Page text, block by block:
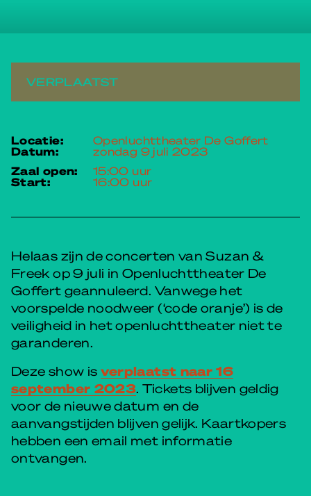
VERPLAATST
locatie: Openluchttheater De Goffert
datum:
zondag 9 juli 2023
zaal open:
15:00 uur
start: 16:00 uur
Helaas zijn de concerten van Suzan &
Freek op 9 juli in Openluchttheater De
Goffert geannuleerd. Vanwege het
voorspelde noodweer (‘code oranje’) is de
veiligheid in het openluchttheater niet te
garanderen.
Deze show is verplaatst naar 16
september 2023. Tickets blijven geldig
voor de nieuwe datum en de
aanvangstijden blijven gelijk. Kaartkopers
hebben een email met informatie
ontvangen.